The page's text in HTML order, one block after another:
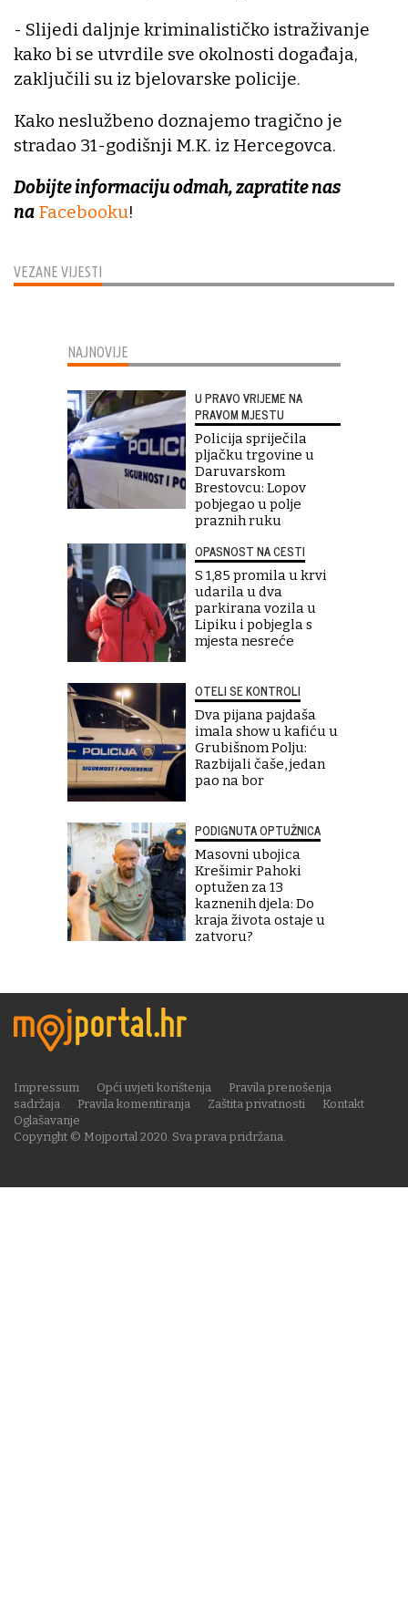
VEZANE VIJESTI
- Slijedi daljnje kriminalističko istraživanje
kako bi se utvrdile sve okolnosti događaja,
zaključili su iz bjelovarske policije.
Kako neslužbeno doznajemo tragično je
stradao 31-godišnji M.K. iz Hercegovca.
Dobijte informaciju odmah, zapratite nas
na Facebooku!
NAJNOVIJE
U PRAVO VRIJEME NA
PRAVOM MJESTU
Policija spriječila
pljačku trgovine u
Daruvarskom
Brestovcu: Lopov
pobjegao u polje
praznih ruku
OPASNOST NA CESTI
S 1,85 promila u krvi
udarila u dva
parkirana vozila u
Lipiku i pobjegla s
mjesta nesreće
OTELI SE KONTROLI
Dva pijana pajdaša
imala show u kafiću u
Grubišnom Polju:
Razbijali čaše, jedan
pao na bor
PODIGNUTA OPTUŽNICA
Masovni ubojica
Krešimir Pahoki
optužen za 13
kaznenih djela: Do
kraja života ostaje u
zatvoru?
Copyright © Mojportal 2020. Sva prava pridržana.
Impressum Opći uvjeti korištenja
Pravila prenošenja
sadržaja
Pravila komentiranja Zaštita privatnosti
Kontakt
Oglašavanje